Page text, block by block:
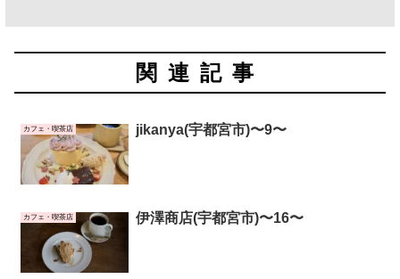
関連記事
カフェ・喫茶店 jikanya(宇都宮市)〜9〜
カフェ・喫茶店 伊澤商店(宇都宮市)〜16〜